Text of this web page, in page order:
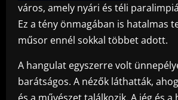
város, amely nyári és téli
Ez a tény önmagában is hatalmas
műsor ennél sokkal többet adott.
A hangulat egyszerre volt
barátságos. A nézők láthatták,